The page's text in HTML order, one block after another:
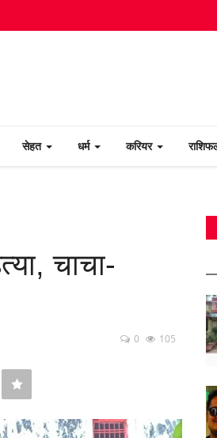
सेहत धर्म करियर
चाचा-
0 105